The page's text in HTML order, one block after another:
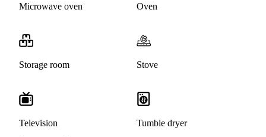
Microwave oven Oven
Storage room Stove
Television Tumble dryer